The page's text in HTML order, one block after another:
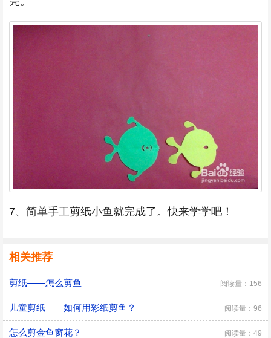
7、简单手工剪纸小鱼就完成了。快来学学吧！
相关推荐
剪纸——怎么剪鱼 阅读量：156
儿童剪纸——如何用彩纸剪鱼？ 阅读量：96
怎么剪金鱼窗花？ 阅读量：49